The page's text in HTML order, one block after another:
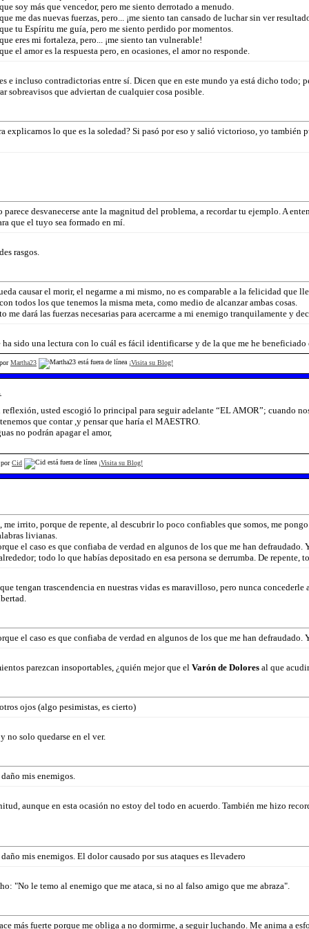
soy más que vencedor, pero me siento derrotado a menudo.
me das nuevas fuerzas, pero... ¡me siento tan cansado de luchar sin ver
tu Espíritu me guía, pero me siento perdido por momentos.
eres mi fortaleza, pero... ¡me siento tan vulnerable!
el amor es la respuesta pero, en ocasiones, el amor no responde.
e incluso contradictorias entre sí. Dicen que en este mundo ya está dicho todo;
sobreavisos que adviertan de cualquier cosa posible.
explicarnos lo que es la soledad? Si pasó por eso y salió victorioso, yo
desvanecerse ante la magnitud del problema, a recordar tu ejemplo. A
que el tuyo sea formado en mí.
rasgos.
causar el morir, el negarme a mi mismo, no es comparable a la felicidad que
todos los que tenemos la misma meta, como medio de alcanzar ambas cosas.
me dará las fuerzas necesarias para acercarme a mi enemigo tranquilamente y
sido una lectura con lo cuál es fácil identificarse y de la que me he beneficiado
Martha23 ¡Visita su Blog!
usted escogió lo principal para seguir adelante “EL AMOR”; cuando
que contar ,y pensar que haría el MAESTRO.
no podrán apagar el amor,
porCid ¡Visita su Blog!
me irrito, porque de repente, al descubrir lo poco confiables que somos, me
livianas.
el caso es que confiaba de verdad en algunos de los que me han
todo lo que habías depositado en esa persona se derrumba. De repente,
tengan trascendencia en nuestras vidas es maravilloso, pero nunca
el caso es que confiaba de verdad en algunos de los que me han
parezcan insoportables, ¿quién mejor que el Varón de Dolores al que
ojos (algo pesimistas, es cierto)
no solo quedarse en el ver.
mis enemigos.
aunque en esta ocasión no estoy del todo en acuerdo. También me hizo
mis enemigos. El dolor causado por sus ataques es llevadero
"No le temo al enemigo que me ataca, si no al falso amigo que me abraza".
más fuerte porque me obliga a no dormirme, a seguir luchando. Me anima a